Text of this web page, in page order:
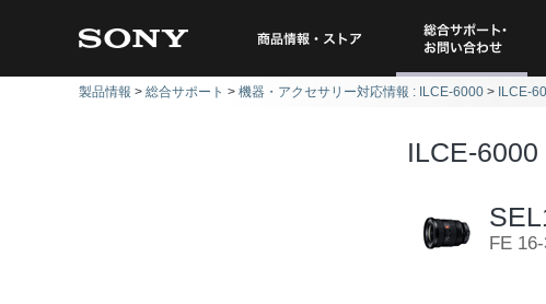
商品情報・ストア
総合サポート・お
製品情報 総合サポート 機器・アクセサリー対応情報 : ILCE-6000 ILCE-
ILCE-
FE